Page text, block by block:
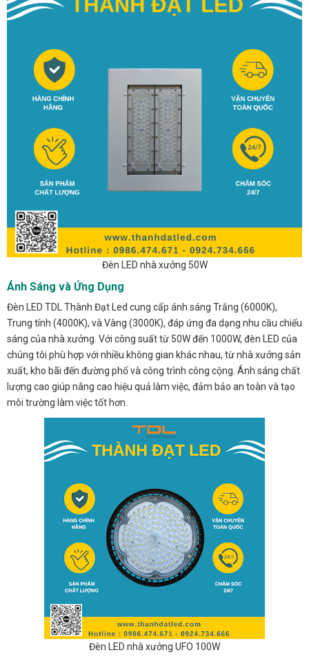
Đèn LED nhà xưởng 50W
Ánh Sáng và Ứng Dụng
Đèn LED TDL Thành Đạt Led cung cấp ánh sáng Trắng (6000K),
Trung tính (4000K), và Vàng (3000K), đáp ứng đa dạng nhu cầu chiếu
sáng của nhà xưởng. Với công suất từ 50W đến 1000W, đèn LED của
chúng tôi phù hợp với nhiều không gian khác nhau, từ nhà xưởng sản
xuất, kho bãi đến đường phố và công trình công cộng. Ánh sáng chất
lượng cao giúp nâng cao hiệu quả làm việc, đảm bảo an toàn và tạo
môi trường làm việc tốt hơn.
Đèn LED nhà xưởng UFO 100W